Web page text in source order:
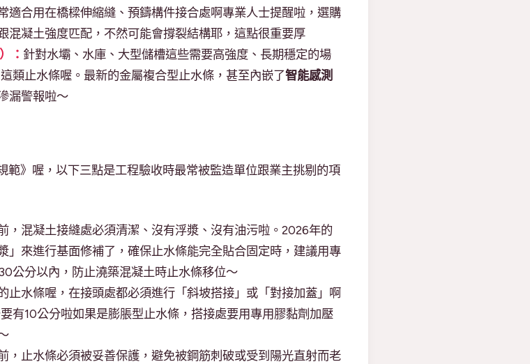
適合用在橋樑伸縮縫、預鑄構件接合處啊專業人士提醒啦，選購
混凝土強度匹配，不然可能會撐裂結構耶，這點很重要厚
： 針對水壩、水庫、大型儲槽這些需要高強度、長期穩定的場
類止水條喔。最新的金屬複合型止水條，甚至內嵌了智能感測
漏警報啦～
範》喔，以下三點是工程驗收時最常被監造單位跟業主挑剔的項
，混凝土接縫處必須清潔、沒有浮漿、沒有油污啦。2026年的
」來進行基面修補了，確保止水條能完全貼合固定時，建議用專
公分以內，防止澆築混凝土時止水條移位～
止水條喔，在接頭處都必須進行「斜坡搭接」或「對接加蓋」啊
有10公分啦如果是膨脹型止水條，搭接處要用專用膠黏劑加壓
，止水條必須被妥善保護，避免被鋼筋刺破或受到陽光直射而老